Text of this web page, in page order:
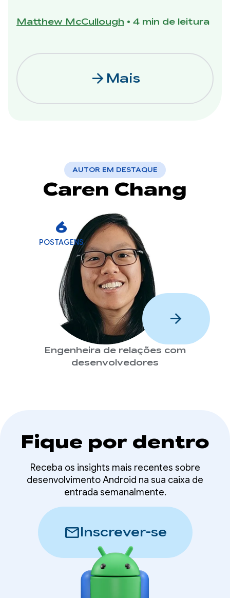
Matthew McCullough • 4 min de leitura
arrow_forward Mais
AUTOR EM DESTAQUE
Caren Chang
6
POSTAGENS
arrow_forward
Engenheira de relações com
desenvolvedores
Fique por dentro
Receba os insights mais recentes sobre
desenvolvimento Android na sua caixa de
entrada semanalmente.
mailInscrever-se